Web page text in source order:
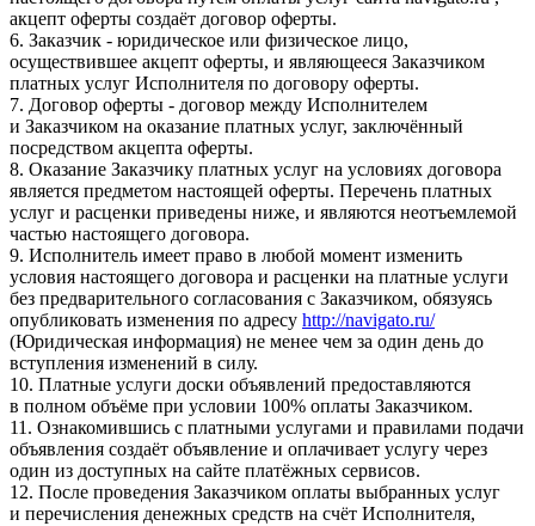
акцепт оферты создаёт договор оферты.
6. Заказчик - юридическое или физическое лицо,
осуществившее акцепт оферты, и являющееся Заказчиком
платных услуг Исполнителя по договору оферты.
7. Договор оферты - договор между Исполнителем
и Заказчиком на оказание платных услуг, заключённый
посредством акцепта оферты.
8. Оказание Заказчику платных услуг на условиях договора
является предметом настоящей оферты. Перечень платных
услуг и расценки приведены ниже, и являются неотъемлемой
частью настоящего договора.
9. Исполнитель имеет право в любой момент изменить
условия настоящего договора и расценки на платные услуги
без предварительного согласования с Заказчиком, обязуясь
опубликовать изменения по адресу http://navigato.ru/
(Юридическая информация) не менее чем за один день до
вступления изменений в силу.
10. Платные услуги доски объявлений предоставляются
в полном объёме при условии 100% оплаты Заказчиком.
11. Ознакомившись с платными услугами и правилами подачи
объявления создаёт объявление и оплачивает услугу через
один из доступных на сайте платёжных сервисов.
12. После проведения Заказчиком оплаты выбранных услуг
и перечисления денежных средств на счёт Исполнителя,